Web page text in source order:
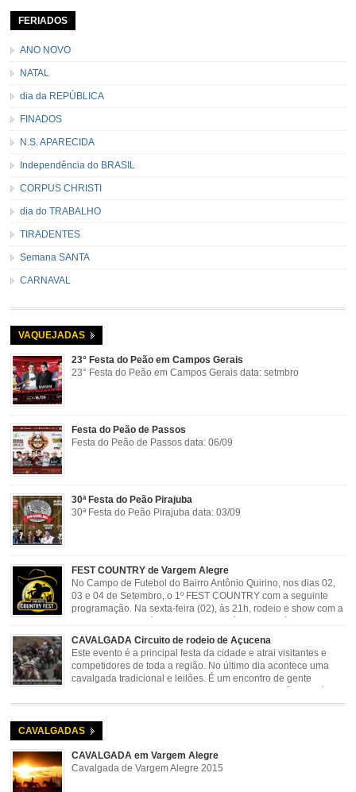
FERIADOS
ANO NOVO
NATAL
dia da REPÚBLICA
FINADOS
N.S. APARECIDA
Independência do BRASIL
CORPUS CHRISTI
dia do TRABALHO
TIRADENTES
Semana SANTA
CARNAVAL
VAQUEJADAS
23° Festa do Peão em Campos Gerais
23° Festa do Peão em Campos Gerais data: setmbro
Festa do Peão de Passos
Festa do Peão de Passos data: 06/09
30ª Festa do Peão Pirajuba
30ª Festa do Peão Pirajuba data: 03/09
FEST COUNTRY de Vargem Alegre
No Campo de Futebol do Bairro Antônio Quirino, nos dias 02,
03 e 04 de Setembro, o 1º FEST COUNTRY com a seguinte
programação. Na sexta-feira (02), às 21h, rodeio e show com a
dupla sertaneja Cássio e Reynado; sábado (03), às 21h,
rodeio e shows com o Trio Pé de Cedro e o Trio […]
CAVALGADA Circuito de rodeio de Açucena
Este evento é a principal festa da cidade e atrai visitantes e
competidores de toda a região. No último dia acontece uma
cavalgada tradicional e leilões. É um encontro de gente
animada e hospitaleira. Local: Parque de Exposições José
Rosa Guimarães, Açucena Data: Setembro
CAVALGADAS
CAVALGADA em Vargem Alegre
Cavalgada de Vargem Alegre 2015